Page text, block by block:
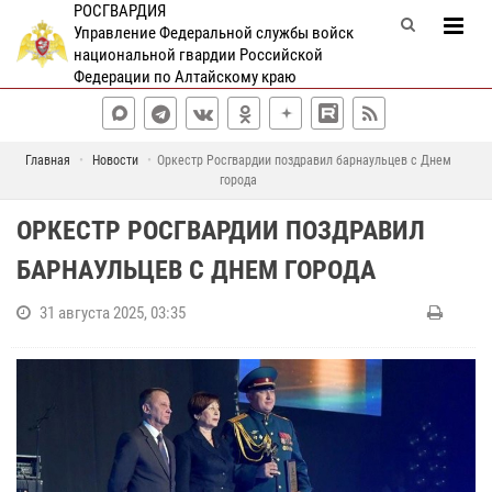
РОСГВАРДИЯ
Управление Федеральной службы войск
национальной гвардии Российской
Федерации по Алтайскому краю
Главная Новости
Оркестр Росгвардии поздравил барнаульцев с Днем
города
ОРКЕСТР РОСГВАРДИИ ПОЗДРАВИЛ
БАРНАУЛЬЦЕВ С ДНЕМ ГОРОДА
31 августа 2025, 03:35